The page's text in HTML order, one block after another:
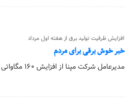
افزایش ظرفیت تولید برق از هفته اول مرداد
خبر خوش برقی برای مردم
مدیرعامل شرکت مپنا از افزایش ۱۶۰ مگاواتی ظرفیت تولید برق کشور تا ۱۰ روز آینده خبر داد.